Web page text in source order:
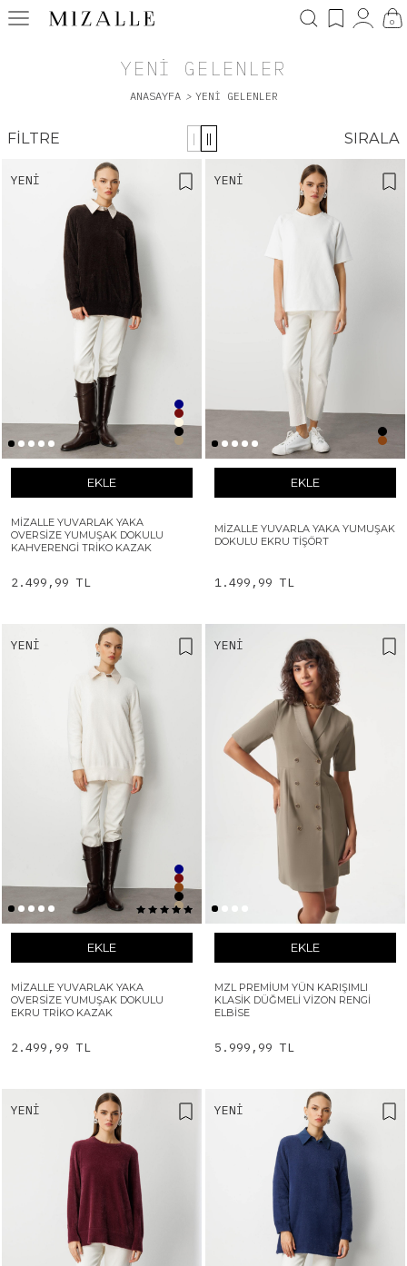
0
YENI GELENLER
ANASAYFA > YENI GELENLER
FILTRE | || SIRALA
YENI
EKLE
MIZALLE YUVARLAK YAKA
OVERSIZE YUMUŞAK DOKULU
KAHVERENGI TRIKO KAZAK
2.499,99 TL
YENI
EKLE
MIZALLE YUVARLA YAKA YUMUŞAK
DOKULU EKRU TIŞÖRT
1.499,99 TL
YENI
EKLE
MIZALLE YUVARLAK YAKA
OVERSIZE YUMUŞAK DOKULU
EKRU TRIKO KAZAK
2.499,99 TL
YENI
EKLE
MZL PREMIUM YÜN KARIŞIMLI
KLASIK DÜĞMELI VIZON RENGI
ELBISE
5.999,99 TL
YENI YENI